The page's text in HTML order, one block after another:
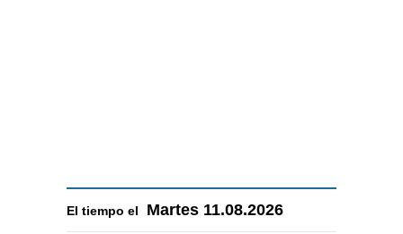
El tiempo el Martes 11.08.2026